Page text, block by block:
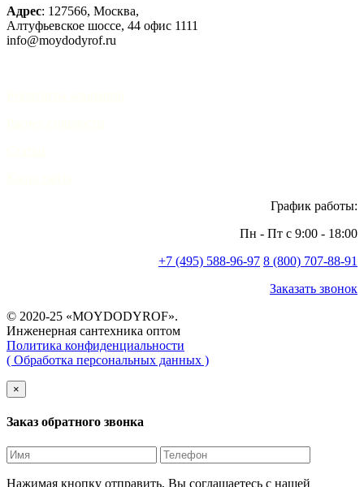
Адрес: 127566, Москва,
Алтуфьевское шоссе, 44 офис 1111
info@moydodyrof.ru
График работы:
Пн - Пт с 9:00 - 18:00
+7 (495) 588-96-97 8 (800) 707-88-91
Заказать звонок
© 2020-25 «MOYDODYROF».
Инженерная сантехника оптом
Политика конфиденциальности
( Обработка персональных данных )
×
Заказ обратного звонка
Нажимая кнопку отправить, Вы соглашаетесь с нашей